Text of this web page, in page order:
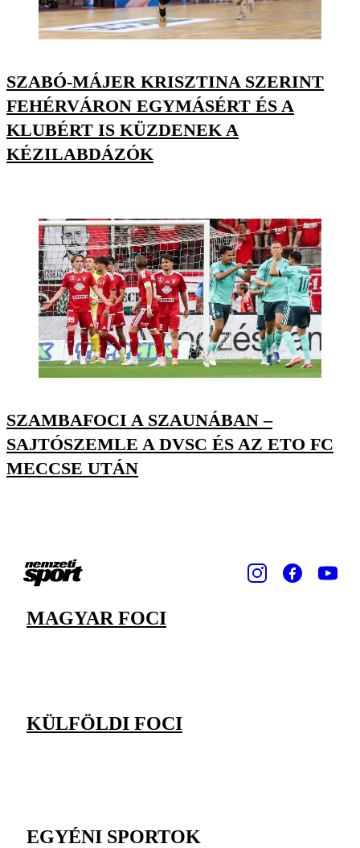
SZABÓ-MÁJER KRISZTINA SZERINT
FEHÉRVÁRON EGYMÁSÉRT ÉS A
KLUBÉRT IS KÜZDENEK A
KÉZILABDÁZÓK
SZAMBAFOCI A SZAUNÁBAN –
SAJTÓSZEMLE A DVSC ÉS AZ ETO FC
MECCSE UTÁN
MAGYAR FOCI
KÜLFÖLDI FOCI
EGYÉNI SPORTOK